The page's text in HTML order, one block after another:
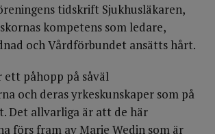
tidskrift Sjukhusläkaren,
kompetens som ledare,
och Vårdförbundet ansätts hårt.
påhopp på såväl
och deras yrkeskunskaper som på
Det allvarliga är att de här
förs fram av Marie Wedin som är